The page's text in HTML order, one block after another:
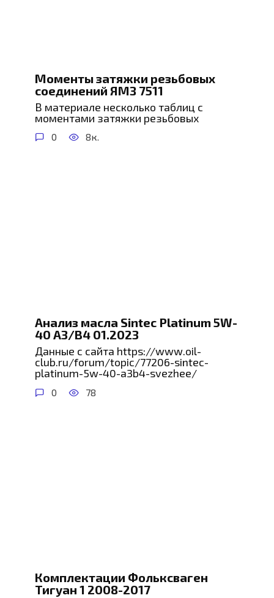
Моменты затяжки резьбовых
соединений ЯМЗ 7511
В материале несколько таблиц с
моментами затяжки резьбовых
0 8к.
Анализ масла Sintec Platinum 5W-
40 A3/B4 01.2023
Данные с сайта https://www.oil-
club.ru/forum/topic/77206-sintec-
platinum-5w-40-a3b4-svezhee/
0 78
Комплектации Фольксваген
Тигуан 1 2008-2017